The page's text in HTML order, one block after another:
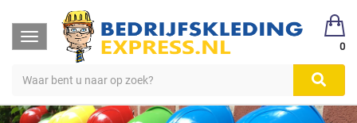
Toggle
navigation
0